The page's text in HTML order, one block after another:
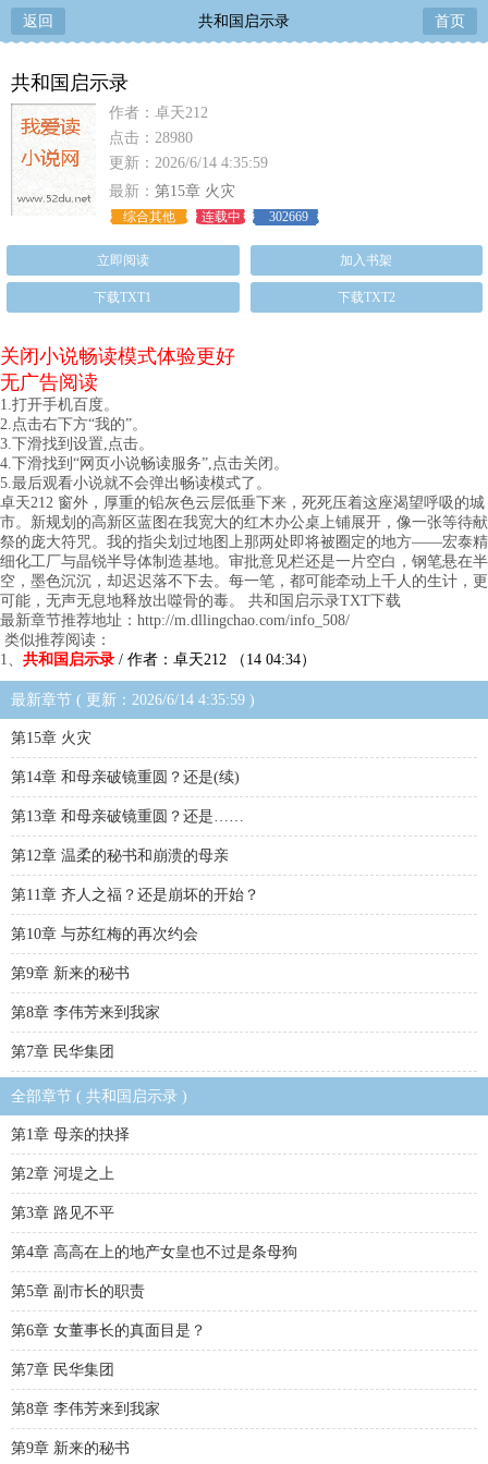
返回 共和国启示录 首页
共和国启示录
作者：卓天212
点击：28980
更新：2026/6/14 4:35:59
最新： 第15章 火灾
综合其他 连载中 302669
立即阅读 加入书架
下载TXT1 下载TXT2
关闭小说畅读模式体验更好
无广告阅读
1.打开手机百度。
2.点击右下方“我的”。
3.下滑找到设置,点击。
4.下滑找到“网页小说畅读服务”,点击关闭。
5.最后观看小说就不会弹出畅读模式了。
卓天212 窗外，厚重的铅灰色云层低垂下来，死死压着这座渴望呼吸的城
市。新规划的高新区蓝图在我宽大的红木办公桌上铺展开，像一张等待献
祭的庞大符咒。我的指尖划过地图上那两处即将被圈定的地方——宏泰精
细化工厂与晶锐半导体制造基地。审批意见栏还是一片空白，钢笔悬在半
空，墨色沉沉，却迟迟落不下去。每一笔，都可能牵动上千人的生计，更
可能，无声无息地释放出噬骨的毒。 共和国启示录TXT下载
最新章节推荐地址：http://m.dllingchao.com/info_508/
类似推荐阅读：
1、 共和国启示录 / 作者：卓天212 （14 04:34）
最新章节 ( 更新：2026/6/14 4:35:59 )
第15章 火灾
第14章 和母亲破镜重圆？还是(续)
第13章 和母亲破镜重圆？还是……
第12章 温柔的秘书和崩溃的母亲
第11章 齐人之福？还是崩坏的开始？
第10章 与苏红梅的再次约会
第9章 新来的秘书
第8章 李伟芳来到我家
第7章 民华集团
全部章节 ( 共和国启示录 )
第1章 母亲的抉择
第2章 河堤之上
第3章 路见不平
第4章 高高在上的地产女皇也不过是条母狗
第5章 副市长的职责
第6章 女董事长的真面目是？
第7章 民华集团
第8章 李伟芳来到我家
第9章 新来的秘书